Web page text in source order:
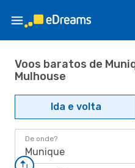
Voos baratos de
Mulhouse
Ida e volta
De onde?
Munique